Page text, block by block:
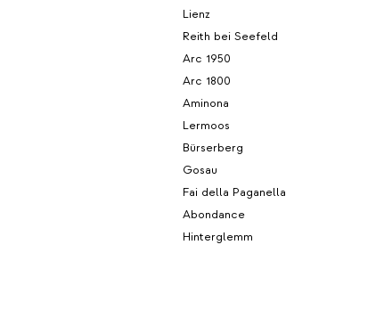
Lienz
Reith bei Seefeld
Arc 1950
Arc 1800
Aminona
Lermoos
Bürserberg
Gosau
Fai della Paganella
Abondance
Hinterglemm